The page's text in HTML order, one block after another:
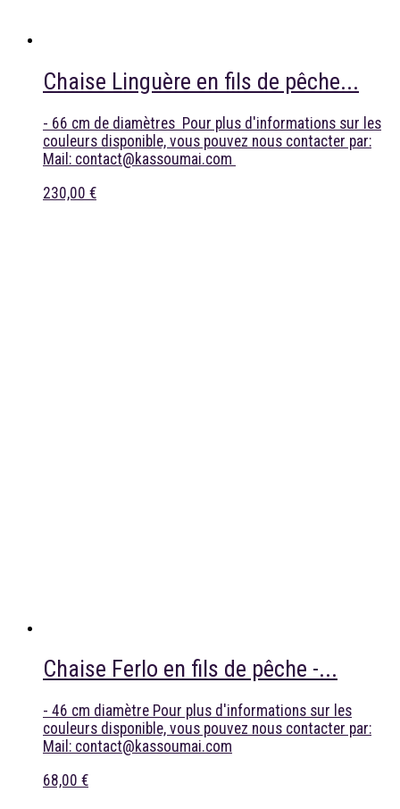
Chaise Linguère en fils de pêche...
- 66 cm de diamètres Pour plus d'informations sur les
couleurs disponible, vous pouvez nous contacter par:
Mail: contact@kassoumai.com
230,00 €
Chaise Ferlo en fils de pêche -...
- 46 cm diamètre Pour plus d'informations sur les
couleurs disponible, vous pouvez nous contacter par:
Mail: contact@kassoumai.com
68,00 €